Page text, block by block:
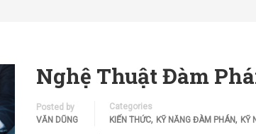
Nghệ Thuật Đàm
Posted by
VĂN DŨNG
Categories
KIẾN THỨC, KỸ NĂNG ĐÀM PHÁN, KỸ